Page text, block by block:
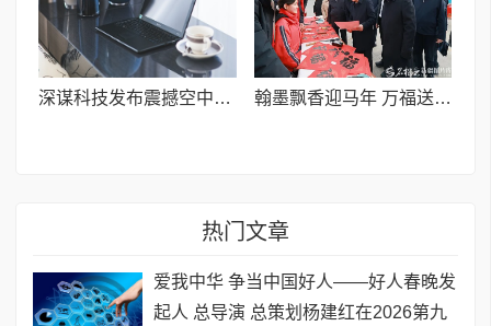
深谋科技发布震撼空中拜年视频:其大载重低空eVTOL搭载人形机器人“美猴王”腾云驾雾给大家拜年 翰墨飘香迎马年 万福送暖润民心I疏附县“万福迎春”公益活动圆满收官
热门文章
爱我中华 争当中国好人——好人春晚发
起人 总导演 总策划杨建红在2026第九